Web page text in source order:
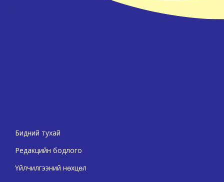
Бидний тухай
Редакцийн бодлого
Үйлчилгээний нөхцөл